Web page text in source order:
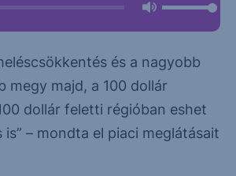
és a nagyobb
megy majd, a 100 dollár
dollár feletti régióban eshet
– mondta el piaci meglátásait